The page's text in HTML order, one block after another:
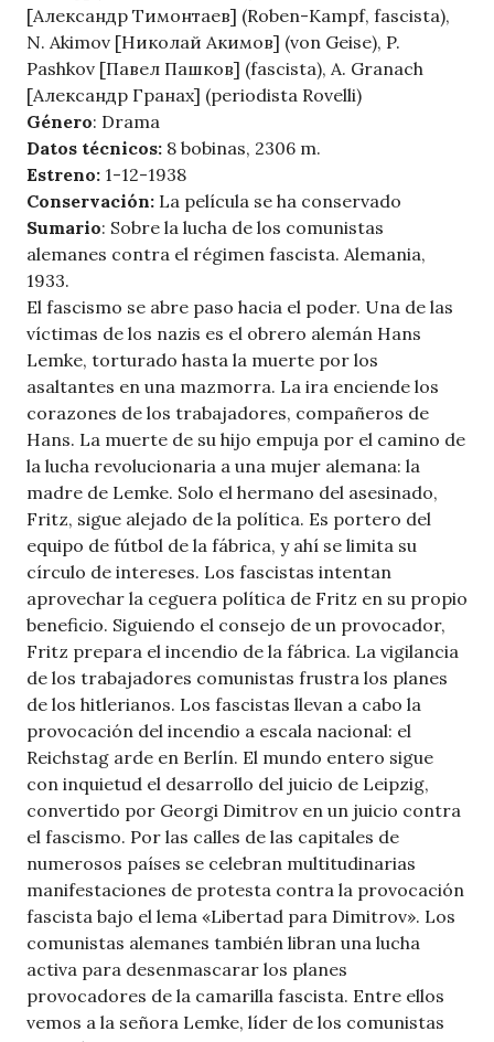
[Александр Тимонтаев] (Roben-Kampf, fascista),
N. Akimov [Николай Акимов] (von Geise), P.
Pashkov [Павел Пашков] (fascista), A. Granach
[Александр Гранах] (periodista Rovelli)
Género: Drama
Datos técnicos: 8 bobinas, 2306 m.
Estreno: 1-12-1938
Conservación: La película se ha conservado
Sumario: Sobre la lucha de los comunistas
alemanes contra el régimen fascista. Alemania,
1933.
El fascismo se abre paso hacia el poder. Una de las
víctimas de los nazis es el obrero alemán Hans
Lemke, torturado hasta la muerte por los
asaltantes en una mazmorra. La ira enciende los
corazones de los trabajadores, compañeros de
Hans. La muerte de su hijo empuja por el camino de
la lucha revolucionaria a una mujer alemana: la
madre de Lemke. Solo el hermano del asesinado,
Fritz, sigue alejado de la política. Es portero del
equipo de fútbol de la fábrica, y ahí se limita su
círculo de intereses. Los fascistas intentan
aprovechar la ceguera política de Fritz en su propio
beneficio. Siguiendo el consejo de un provocador,
Fritz prepara el incendio de la fábrica. La vigilancia
de los trabajadores comunistas frustra los planes
de los hitlerianos. Los fascistas llevan a cabo la
provocación del incendio a escala nacional: el
Reichstag arde en Berlín. El mundo entero sigue
con inquietud el desarrollo del juicio de Leipzig,
convertido por Georgi Dimitrov en un juicio contra
el fascismo. Por las calles de las capitales de
numerosos países se celebran multitudinarias
manifestaciones de protesta contra la provocación
fascista bajo el lema «Libertad para Dimitrov». Los
comunistas alemanes también libran una lucha
activa para desenmascarar los planes
provocadores de la camarilla fascista. Entre ellos
vemos a la señora Lemke, líder de los comunistas